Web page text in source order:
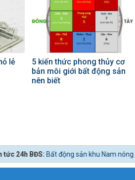
lẻ
5 kiến thức phong thủy cơ
bản môi giới bất động sản
nên biết
động sản khu Nam nóng dần theo lộ trình